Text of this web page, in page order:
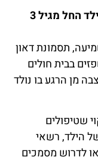
עבור ילד החל מגיל 3
תסמונת דאון
בבית חולים
מן הרגע בו נולד
שטיפולים
הילד, רשאי
לדרוש מסמכים